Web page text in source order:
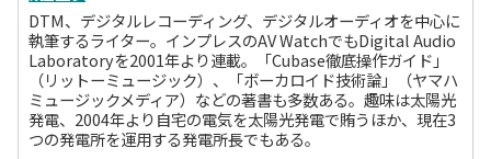
DTM、デジタルレコーディング、デジタルオーディオを中心に
執筆するライター。インプレスのAV WatchでもDigital Audio
Laboratoryを2001年より連載。「Cubase徹底操作ガイド」
（リットーミュージック）、「ボーカロイド技術論」（ヤマハ
ミュージックメディア）などの著書も多数ある。趣味は太陽光
発電、2004年より自宅の電気を太陽光発電で賄うほか、現在3
つの発電所を運用する発電所長でもある。